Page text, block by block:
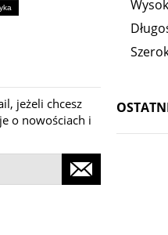
jeżeli chcesz
o nowościach i